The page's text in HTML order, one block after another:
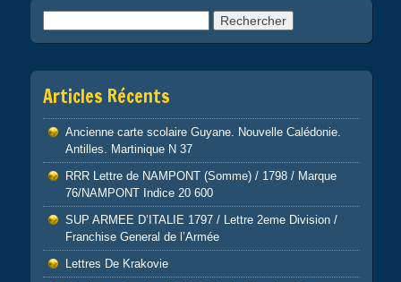
Articles Récents
Ancienne carte scolaire Guyane. Nouvelle Calédonie.
Antilles. Martinique N 37
RRR Lettre de NAMPONT (Somme) / 1798 / Marque
76/NAMPONT Indice 20 600
SUP ARMEE D’ITALIE 1797 / Lettre 2eme Division /
Franchise General de l’Armée
Lettres De Krakovie